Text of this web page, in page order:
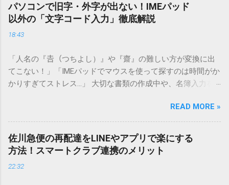
パソコンで旧字・外字が出ない！IMEパッド
以外の「文字コード入力」徹底解説
18:43
「人名の『𠮷（つちよし）』や『齋』の難しい方が変換に出
てこない！」「IMEパッドでマウスを使って探すのは時間がか
かりすぎてストレス…」 大切な書類の作成中や、名簿入力を
てしまいますよね。多くの人が「IMEパッド（手書き入力）」
を使いますが、実はマウスで一画ずつ書くのは非効率です
し、似た漢字が多すぎて結局見つからないことも少なくあり
ません。 そこで今回は、IMEパッドを使わずに、特定のコー
ドを打ち込むだけで一瞬で旧字や外字、特殊記号を呼び出す
「文字コード入力」のテクニックを詳しく解説します。 この
READ MORE »
佐川急便の再配達をLINEやアプリで楽にする
方法！スマートクラブ連携のメリット
22:32